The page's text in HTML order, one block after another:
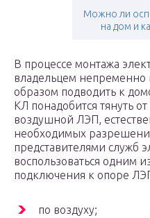
Можно ли
на дом и
В процессе монтажа
владельцем непременно
образом подводить к
КЛ понадобится тянуть
воздушной ЛЭП,
необходимых
представителями служб
воспользоваться одним
подключения к опоре
по воздуху;